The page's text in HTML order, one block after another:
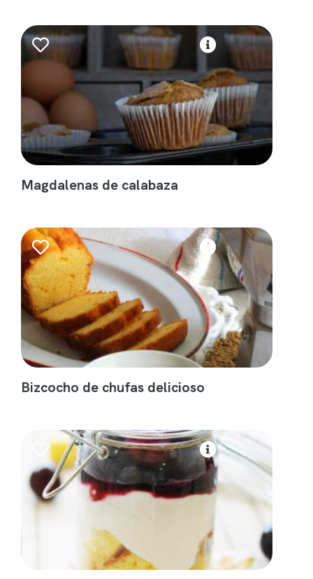
Magdalenas de calabaza
Bizcocho de chufas delicioso